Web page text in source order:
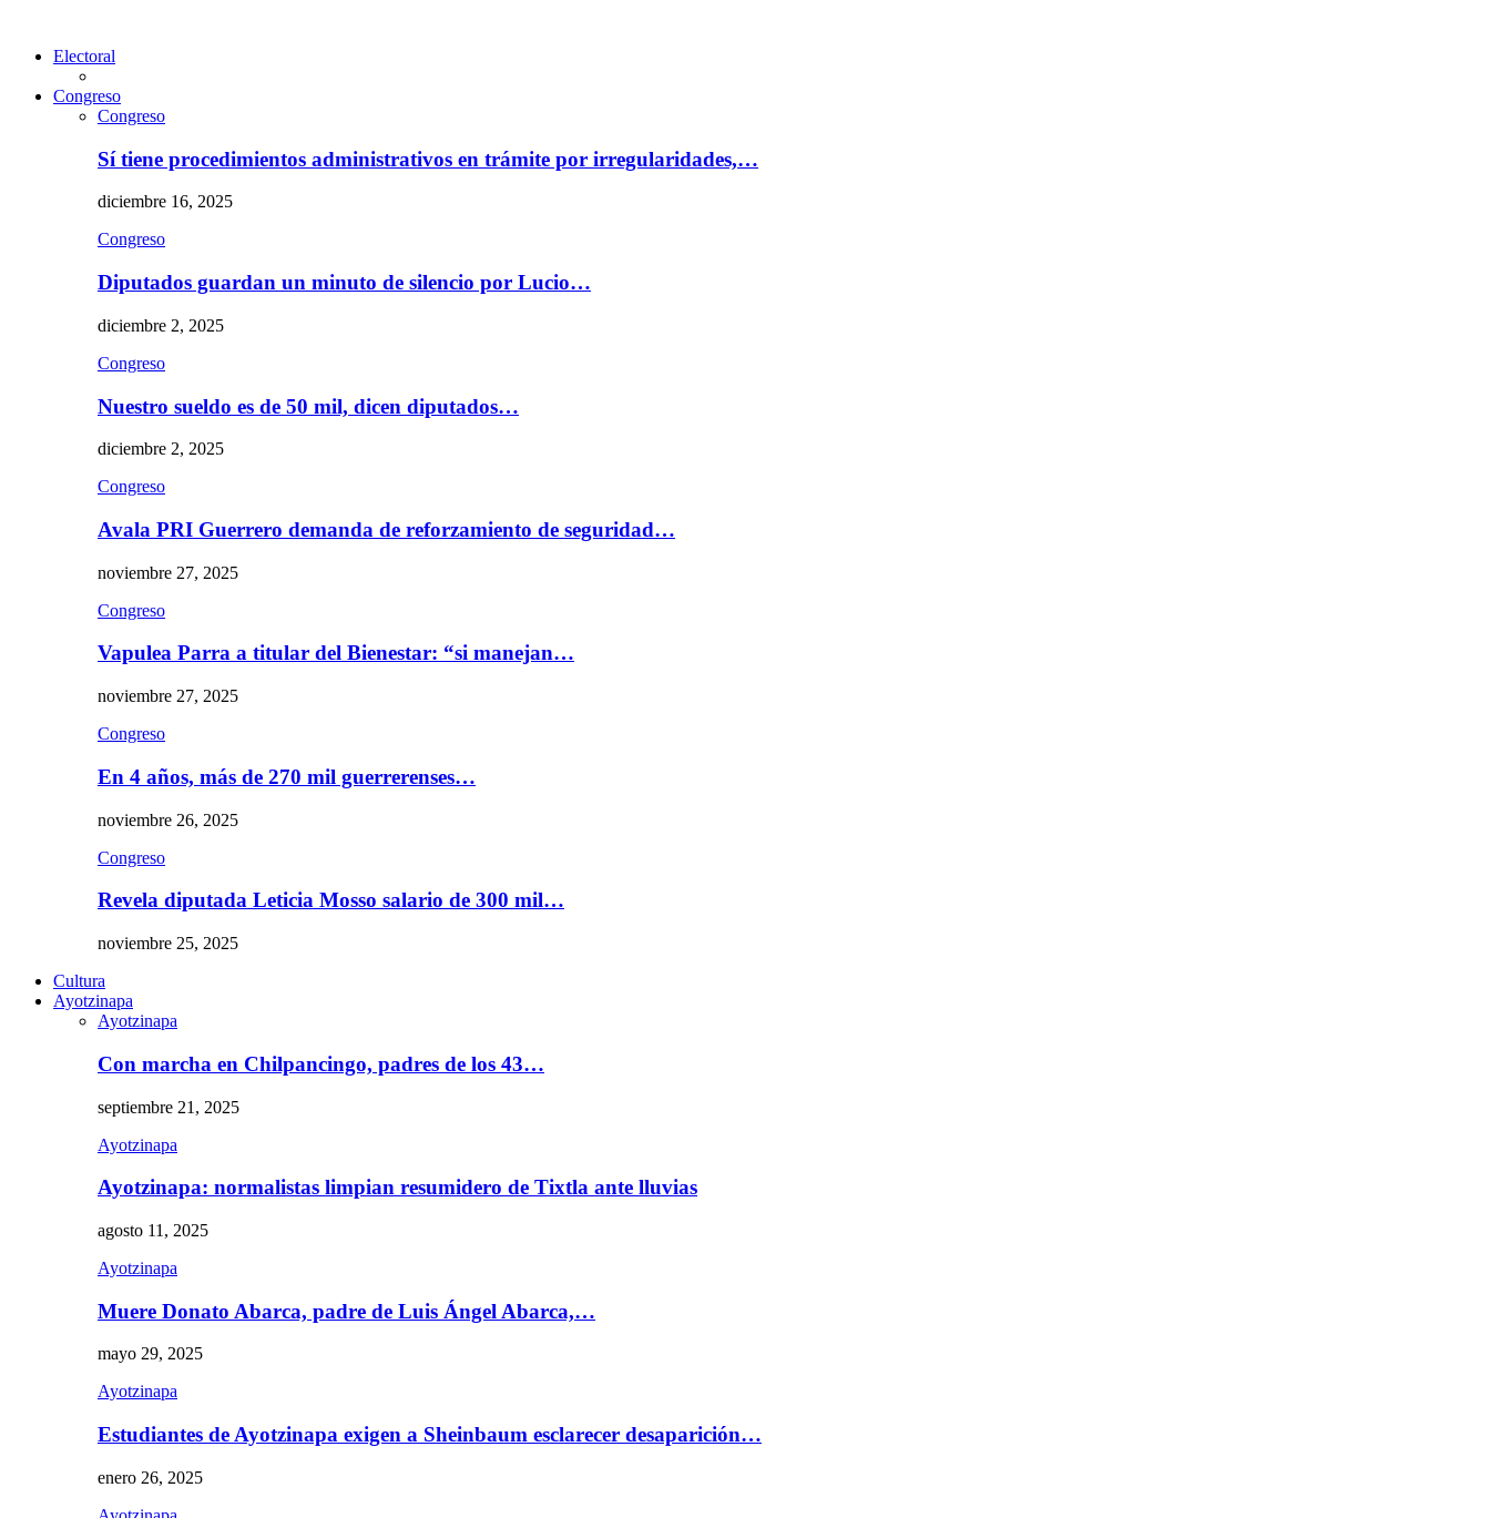
Electoral
Congreso
Congreso
Sí tiene procedimientos administrativos en trámite por irregularidades,…
diciembre 16, 2025
Congreso
Diputados guardan un minuto de silencio por Lucio…
diciembre 2, 2025
Congreso
Nuestro sueldo es de 50 mil, dicen diputados…
diciembre 2, 2025
Congreso
Avala PRI Guerrero demanda de reforzamiento de seguridad…
noviembre 27, 2025
Congreso
Vapulea Parra a titular del Bienestar: “si manejan…
noviembre 27, 2025
Congreso
En 4 años, más de 270 mil guerrerenses…
noviembre 26, 2025
Congreso
Revela diputada Leticia Mosso salario de 300 mil…
noviembre 25, 2025
Cultura
Ayotzinapa
Ayotzinapa
Con marcha en Chilpancingo, padres de los 43…
septiembre 21, 2025
Ayotzinapa
Ayotzinapa: normalistas limpian resumidero de Tixtla ante lluvias
agosto 11, 2025
Ayotzinapa
Muere Donato Abarca, padre de Luis Ángel Abarca,…
mayo 29, 2025
Ayotzinapa
Estudiantes de Ayotzinapa exigen a Sheinbaum esclarecer desaparición…
enero 26, 2025